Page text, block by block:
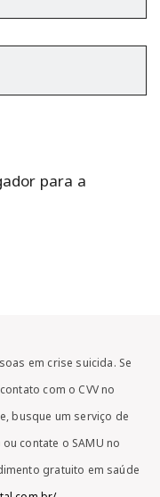
para a
em crise suicida. Se
com o CVV no
busque um serviço de
contate o SAMU no
gratuito em saúde